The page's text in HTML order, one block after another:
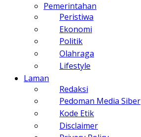
Pemerintahan
Peristiwa
Ekonomi
Politik
Olahraga
Lifestyle
Laman
Redaksi
Pedoman Media Siber
Kode Etik
Disclaimer